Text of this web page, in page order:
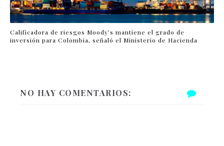
Calificadora de riesgos Moody’s mantiene el grado de
inversión para Colombia, señaló el Ministerio de Hacienda
NO HAY COMENTARIOS: